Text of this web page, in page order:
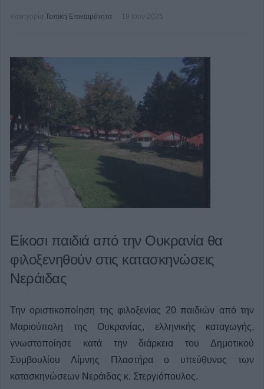
Κατηγορία Τοπική Επικαιρότητα 19 Ιουν 2025
Είκοσι παιδιά από την Ουκρανία θα
φιλοξενηθούν στις κατασκηνώσεις
Νεράιδας
Την οριστικοποίηση της φιλοξενίας 20 παιδιών από την
Μαριούπολη της Ουκρανίας, ελληνικής καταγωγής,
γνωστοποίησε κατά την διάρκεια του Δημοτικού
Συμβουλίου Λίμνης Πλαστήρα ο υπεύθυνος των
κατασκηνώσεων Νεράιδας κ. Στεργιόπουλος.